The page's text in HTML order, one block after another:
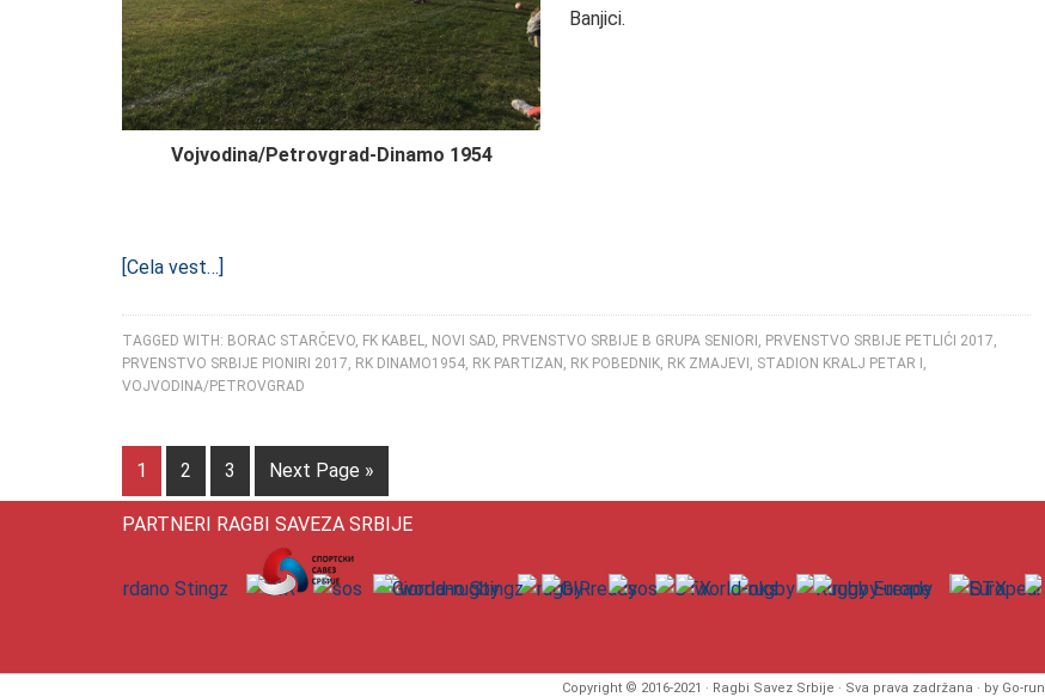
Vojvodina/Petrovgrad-Dinamo 1954
Banjici.
[Cela vest…]
TAGGED WITH: BORAC STARČEVO FK KABEL NOVI SAD PRVENSTVO SRBIJE B GRUPA SENIORI PRVENSTVO SRBIJE PETLIĆI 2017
PRVENSTVO SRBIJE PIONIRI 2017 RK DINAMO1954 RK PARTIZAN RK POBEDNIK RK ZMAJEVI STADION KRALJ PETAR I
VOJVODINA/PETROVGRAD
1 2 3 Next Page »
PARTNERI RAGBI SAVEZA SRBIJE
Copyright © 2016-2021 · Ragbi Savez Srbije · Sva prava zadržana · by Go-run